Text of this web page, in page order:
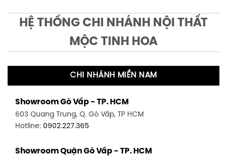
HỆ THỐNG CHI NHÁNH NỘI THẤT
MỘC TINH HOA
CHI NHÁNH MIỀN NAM
Showroom Gò Vấp - TP. HCM
603 Quang Trung, Q. Gò Vấp, TP HCM
Hotline: 0902.227.365
Showroom Quận Gò Vấp - TP. HCM